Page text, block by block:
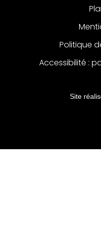
Politique
Accessibilité :
Site